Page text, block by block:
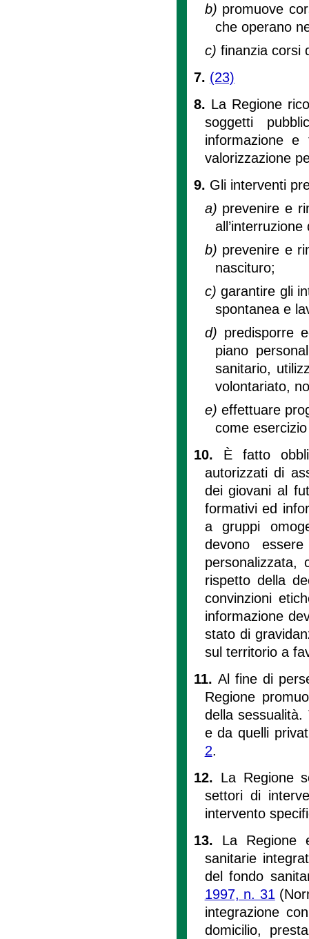
b) promuove
che operano
c) finanzia corsi
7. (23)
8. La Regione
soggetti
informazione
valorizzazione
9. Gli interventi
a) prevenire e
b) prevenire e
nascituro;
c)garantire gli
spontanea e
d) predisporre
piano
sanitario,
volontariato,
e) effettuare
come
10. È fatto
autorizzati di
dei giovani al
formativi ed
a gruppi
devono
personalizzata,
rispetto della
convinzioni
informazione
stato di
sul territorio a
11. Al fine di
Regione
della
e da quelli
2.
12. La Regione
settori di
intervento
13. La Regione
sanitarie
del fondo
1997, n. 31
integrazione
domicilio,